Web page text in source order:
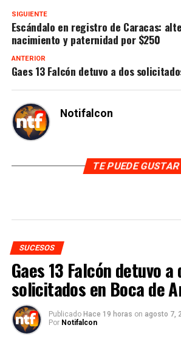
SIGUIENTE
Escándalo en registro de Caracas:
nacimiento y paternidad por $250
ANTERIOR
Gaes 13 Falcón detuvo a dos
Notifalcon
TE PUEDE GUSTAR
SUCESOS
Gaes 13 Falcón detuvo a
solicitados en Boca de
Publicado Hace 19 horas on agosto 7,
Por Notifalcon